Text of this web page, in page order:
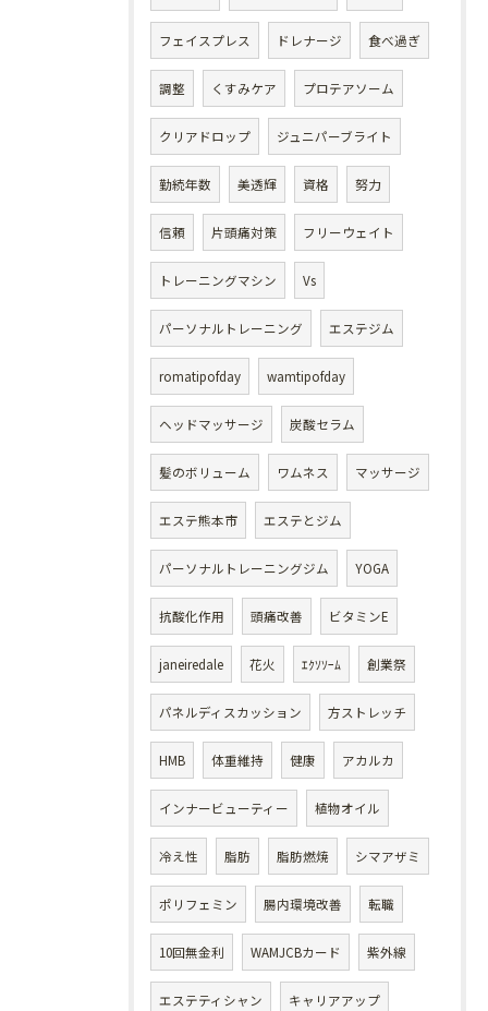
フェイスプレス ドレナージ 食べ過ぎ
調整 くすみケア プロテアソーム
クリアドロップ ジュニパーブライト
勤続年数 美透輝 資格 努力
信頼 片頭痛対策 フリーウェイト
トレーニングマシン Vs
パーソナルトレーニング エステジム
romatipofday wamtipofday
ヘッドマッサージ 炭酸セラム
髪のボリューム ワムネス マッサージ
エステ熊本市 エステとジム
パーソナルトレーニングジム YOGA
抗酸化作用 頭痛改善 ビタミンE
janeiredale 花火 ｴｸｿｿｰﾑ 創業祭
パネルディスカッション 方ストレッチ
HMB 体重維持 健康 アカルカ
インナービューティー 植物オイル
冷え性 脂肪 脂肪燃焼 シマアザミ
ポリフェミン 腸内環境改善 転職
10回無金利 WAMJCBカード 紫外線
エステティシャン キャリアアップ